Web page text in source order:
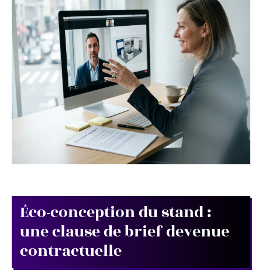
Éco-conception du stand :
une clause de brief devenue
contractuelle